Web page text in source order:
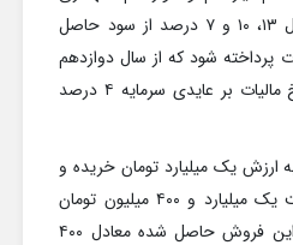
مسکن به ترتیب باید معادل ۱۳، ۱۰ و ۷ درصد از سود حاصل
پرداخته شود که از سال دوازدهم
به بعد نگهداری مسکن نرخ مالیات بر عایدی سرمایه ۴ درصد
ارزش یک میلیارد تومان خریده و
پس از دو سال آن به قیمت یک میلیارد و ۴۰۰ میلیون تومان
فروخته شود، سودی که از این فروش حاصل شده معادل ۴۰۰